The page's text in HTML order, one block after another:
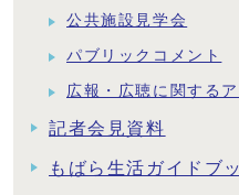
公共施設見学会
パブリックコメント
広報・広聴に関する
記者会見資料
もばら生活ガイドブ